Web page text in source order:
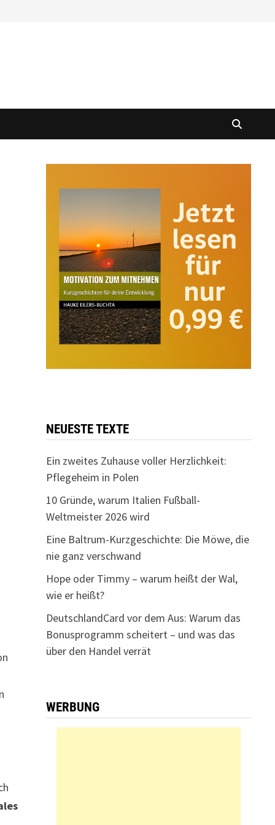
NEUESTE TEXTE
Ein zweites Zuhause voller Herzlichkeit:
Pflegeheim in Polen
10 Gründe, warum Italien Fußball-
Weltmeister 2026 wird
Eine Baltrum-Kurzgeschichte: Die Möwe, die
nie ganz verschwand
Hope oder Timmy – warum heißt der Wal,
wie er heißt?
DeutschlandCard vor dem Aus: Warum das
Bonusprogramm scheitert – und was das
über den Handel verrät
WERBUNG